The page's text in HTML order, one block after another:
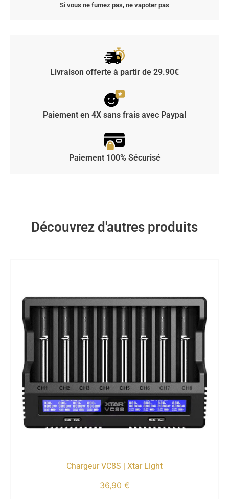
Si vous ne fumez pas, ne vapoter pas
Livraison offerte à partir de 29.90€
Paiement en 4X sans frais avec Paypal
Paiement 100% Sécurisé
Découvrez d'autres produits
Chargeur VC8S | Xtar Light
36,90 €